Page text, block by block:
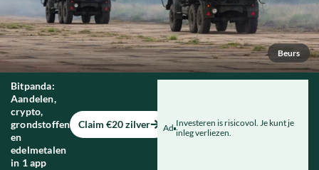
Beurs
Bitpanda:
Aandelen,
crypto,
grondstoffen
en
edelmetalen
in 1 app
Claim €20 zilver Ad Investeren is risicovol. Je kunt je
inleg verliezen.